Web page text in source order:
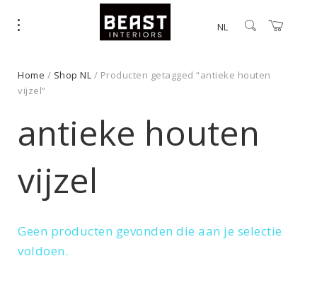
NL
Home / Shop NL / Producten getagged “antieke houten
vijzel”
antieke houten
vijzel
Geen producten gevonden die aan je selectie
voldoen.